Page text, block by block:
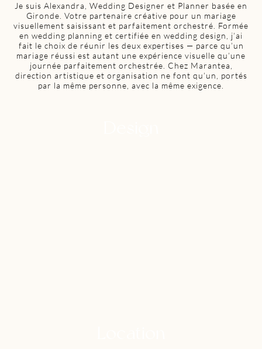
Je suis Alexandra, Wedding Designer et Planner basée en
Gironde. Votre partenaire créative pour un mariage
visuellement saisissant et parfaitement orchestré. Formée
en wedding planning et certifiée en wedding design, j’ai
fait le choix de réunir les deux expertises — parce qu’un
mariage réussi est autant une expérience visuelle qu’une
journée parfaitement orchestrée. Chez Marantea,
direction artistique et organisation ne font qu’un, portés
par la même personne, avec la même exigence.